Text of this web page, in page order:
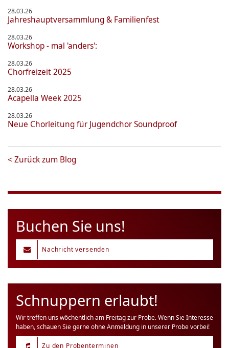
28.03.26
Jahreshauptversammlung & Familienfest
28.03.26
Workshop - mal 'anders':
28.03.26
Chorfreizeit 2025
28.03.26
Acapella Week 2025
28.03.26
Neue Chorleitung für Jugendchor Soundproof
< Zurück zum Blog
Buchen Sie uns!
Nachricht versenden
Schnuppern erlaubt!
Wir treffen uns wöchentlich am Freitag zur Probe. Wenn Sie Interesse
haben, schauen Sie gerne ohne Anmeldung in unserer Probe vorbei!
Zu den Probenterminen